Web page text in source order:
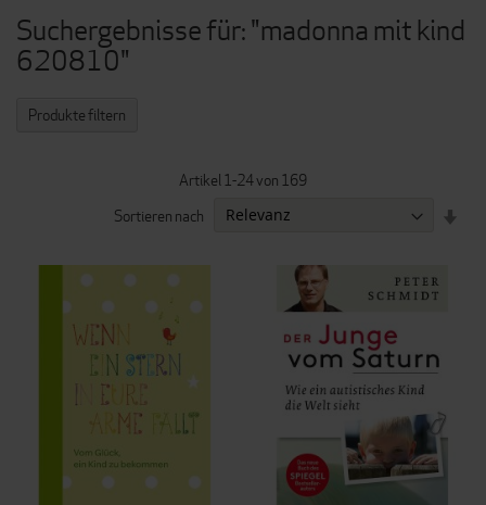
Suchergebnisse für: "madonna mit kind
620810"
Artikel 1-24von 169
Sortieren nach
Produkte filtern